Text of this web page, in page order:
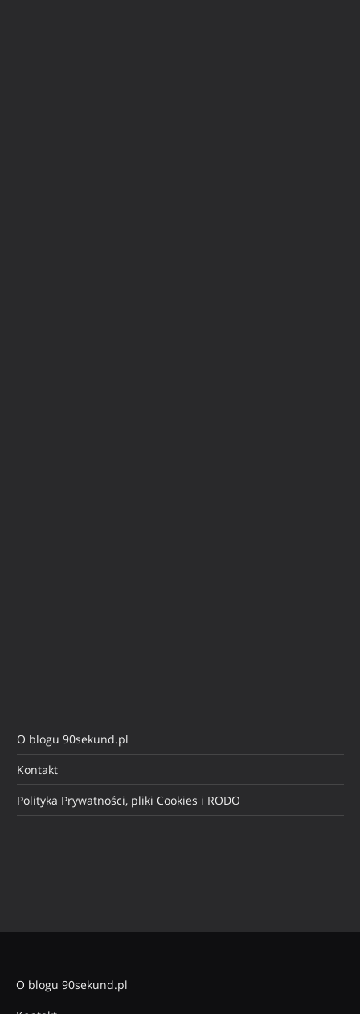
O blogu 90sekund.pl
Kontakt
Polityka Prywatności, pliki Cookies i RODO
O blogu 90sekund.pl